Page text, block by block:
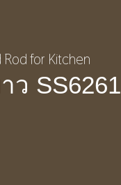
SS6261